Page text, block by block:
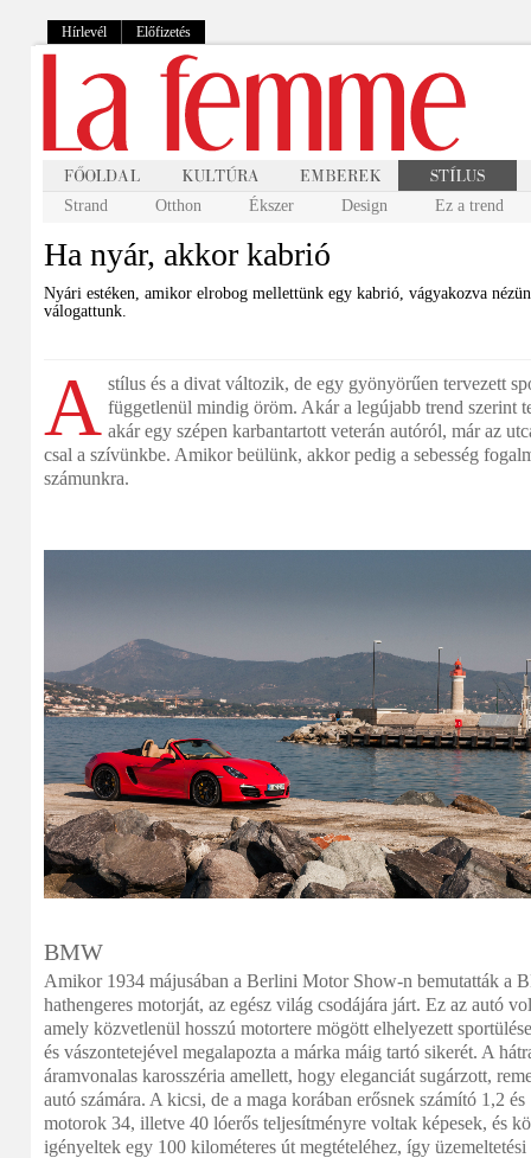
Hírlevél Előfizetés
Strand Otthon Ékszer Design Ez a trend
Ha nyár, akkor kabrió
Nyári estéken, amikor elrobog mellettünk egy kabrió, vágyakozva
válogattunk.
A stílus és a divat változik, de egy gyönyörűen tervezett
függetlenül mindig öröm. Akár a legújabb trend szerint
akár egy szépen karbantartott veterán autóról, már az
csal a szívünkbe. Amikor beülünk, akkor pedig a sebesség
számunkra.
BMW
Amikor 1934 májusában a Berlini Motor Show-n bemutatták a
hathengeres motorját, az egész világ csodájára járt. Ez az autó
amely közvetlenül hosszú motortere mögött elhelyezett
és vászontetejével megalapozta a márka máig tartó sikerét. A
áramvonalas karosszéria amellett, hogy eleganciát sugárzott,
autó számára. A kicsi, de a maga korában erősnek számító 1,2
motorok 34, illetve 40 lóerős teljesítményre voltak képesek, és
igényeltek egy 100 kilométeres út megtételéhez, így